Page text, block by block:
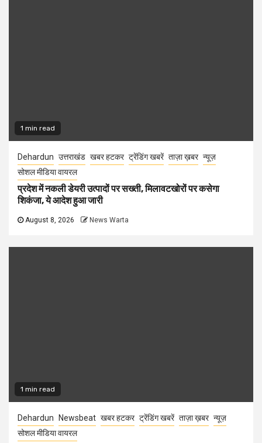
1 min read
Dehardun उत्तराखंड खबर हटकर ट्रेंडिंग खबरें ताज़ा ख़बर न्यूज़
सोशल मीडिया वायरल
प्रदेश में नकली डेयरी उत्पादों पर सख्ती, मिलावटखोरों पर कसेगा
शिकंजा, ये आदेश हुआ जारी
August 8, 2026 News Warta
1 min read
Dehardun Newsbeat खबर हटकर ट्रेंडिंग खबरें ताज़ा ख़बर न्यूज़
सोशल मीडिया वायरल